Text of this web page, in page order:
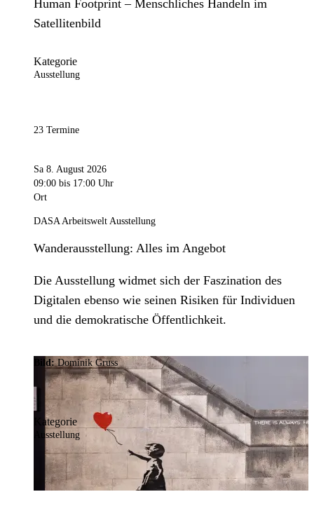
Human Footprint – Menschliches Handeln im
Satellitenbild
Kategorie
Ausstellung
23 Termine
Sa 8. August 2026
09:00 bis 17:00 Uhr
Ort
DASA Arbeitswelt Ausstellung
Wanderausstellung: Alles im Angebot
Die Ausstellung widmet sich der Faszination des
Digitalen ebenso wie seinen Risiken für Individuen
und die demokratische Öffentlichkeit.
Bild:Dominik Gruss
Kategorie
Ausstellung